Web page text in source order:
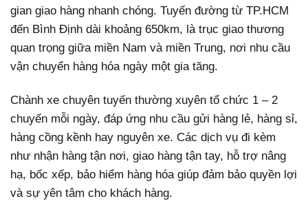
gian giao hàng nhanh chóng. Tuyến đường từ TP.HCM
đến Bình Định dài khoảng 650km, là trục giao thương
quan trọng giữa miền Nam và miền Trung, nơi nhu cầu
vận chuyển hàng hóa ngày một gia tăng.
Chành xe chuyên tuyến thường xuyên tổ chức 1 – 2
chuyến mỗi ngày, đáp ứng nhu cầu gửi hàng lẻ, hàng sỉ,
hàng cồng kềnh hay nguyên xe. Các dịch vụ đi kèm
như nhận hàng tận nơi, giao hàng tận tay, hỗ trợ nâng
hạ, bốc xếp, bảo hiểm hàng hóa giúp đảm bảo quyền lợi
và sự yên tâm cho khách hàng.